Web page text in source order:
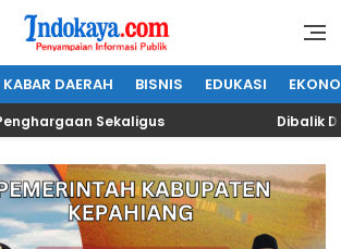
IndoKaya
Informasi Publik
KABAR DAERAH BISNIS EDUKASI
Sekaligus Dibalik